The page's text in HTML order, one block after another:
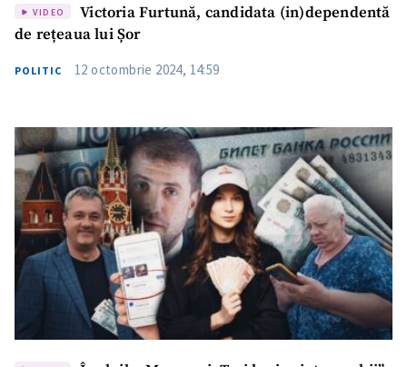
VIDEO
Victoria Furtună, candidata (in)dependentă
de rețeaua lui Șor
POLITIC 12 octombrie 2024, 14:59